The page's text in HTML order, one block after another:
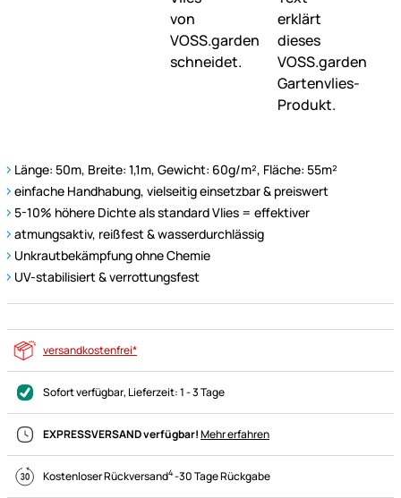
Länge: 50m, Breite: 1,1m, Gewicht: 60g/m², Fläche: 55m²
einfache Handhabung, vielseitig einsetzbar & preiswert
5-10% höhere Dichte als standard Vlies = effektiver
atmungsaktiv, reißfest & wasserdurchlässig
Unkrautbekämpfung ohne Chemie
UV-stabilisiert & verrottungsfest
versandkostenfrei*
Sofort verfügbar, Lieferzeit:1 - 3 Tage
EXPRESSVERSAND verfügbar!Mehr erfahren
Kostenloser Rückversand4-30 Tage Rückgabe